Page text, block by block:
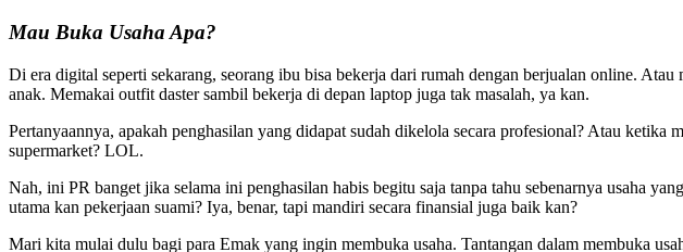
Mau Buka Usaha Apa?
Di era digital seperti sekarang, seorang ibu bisa bekerja dari rumah dengan berjualan online.
anak. Memakai outfit daster sambil bekerja di depan laptop juga tak masalah, ya kan.
Pertanyaannya, apakah penghasilan yang didapat sudah dikelola secara profesional? Atau
supermarket? LOL.
Nah, ini PR banget jika selama ini penghasilan habis begitu saja tanpa tahu sebenarnya usaha
utama kan pekerjaan suami? Iya, benar, tapi mandiri secara finansial juga baik kan?
Mari kita mulai dulu bagi para Emak yang ingin membuka usaha. Tantangan dalam membuka